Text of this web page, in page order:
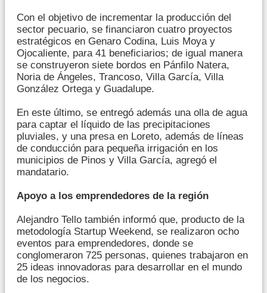
Con el objetivo de incrementar la producción del
sector pecuario, se financiaron cuatro proyectos
estratégicos en Genaro Codina, Luis Moya y
Ojocaliente, para 41 beneficiarios; de igual manera
se construyeron siete bordos en Pánfilo Natera,
Noria de Ángeles, Trancoso, Villa García, Villa
González Ortega y Guadalupe.
En este último, se entregó además una olla de agua
para captar el líquido de las precipitaciones
pluviales, y una presa en Loreto, además de líneas
de conducción para pequeña irrigación en los
municipios de Pinos y Villa García, agregó el
mandatario.
Apoyo a los emprendedores de la región
Alejandro Tello también informó que, producto de la
metodología Startup Weekend, se realizaron ocho
eventos para emprendedores, donde se
conglomeraron 725 personas, quienes trabajaron en
25 ideas innovadoras para desarrollar en el mundo
de los negocios.